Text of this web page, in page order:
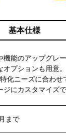
基本仕様
機能のアップグレ
オプションも用意。
化ニーズに合わせ
にカスタマイズで
まで